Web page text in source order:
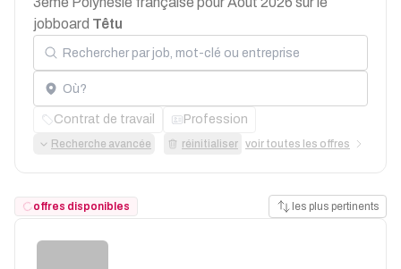
jobboard Têtu
Rechercher par job, mot-clé ou entreprise
Localisation
Contrat de travail Profession
Recherche avancée réinitialiser voir toutes les offres
offres disponibles les plus pertinents